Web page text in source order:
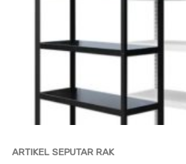
ARTIKEL SEPUTAR RAK